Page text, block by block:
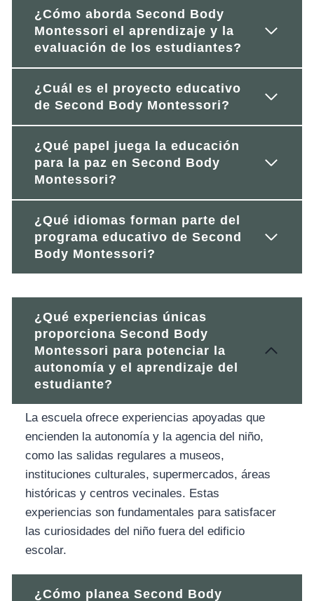
¿Cómo aborda Second Body
Montessori el aprendizaje y la
evaluación de los estudiantes?
¿Cuál es el proyecto educativo
de Second Body Montessori?
¿Qué papel juega la educación
para la paz en Second Body
Montessori?
¿Qué idiomas forman parte del
programa educativo de Second
Body Montessori?
¿Qué experiencias únicas
proporciona Second Body
Montessori para potenciar la
autonomía y el aprendizaje del
estudiante?
La escuela ofrece experiencias apoyadas que
encienden la autonomía y la agencia del niño,
como las salidas regulares a museos,
instituciones culturales, supermercados, áreas
históricas y centros vecinales. Estas
experiencias son fundamentales para satisfacer
las curiosidades del niño fuera del edificio
escolar.
¿Cómo planea Second Body